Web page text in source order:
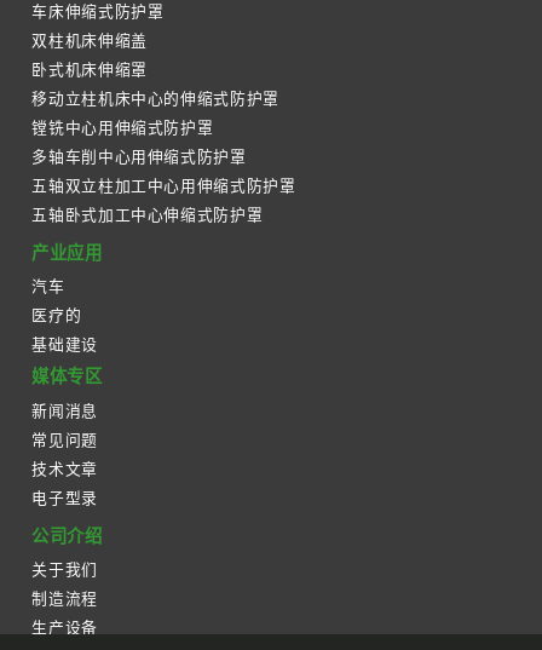
车床伸缩式防护罩
双柱机床伸缩盖
卧式机床伸缩罩
移动立柱机床中心的伸缩式防护罩
镗铣中心用伸缩式防护罩
多轴车削中心用伸缩式防护罩
五轴双立柱加工中心用伸缩式防护罩
五轴卧式加工中心伸缩式防护罩
产业应用
汽车
医疗的
基础建设
媒体专区
新闻消息
常见问题
技术文章
电子型录
公司介绍
关于我们
制造流程
生产设备